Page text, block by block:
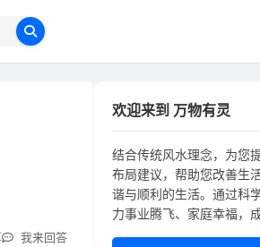
我来回答
欢迎来到 万物有灵
结合传统风水理念，为您
布局建议，帮助您改善生
谐与顺利的生活。通过科
力事业腾飞、家庭幸福，